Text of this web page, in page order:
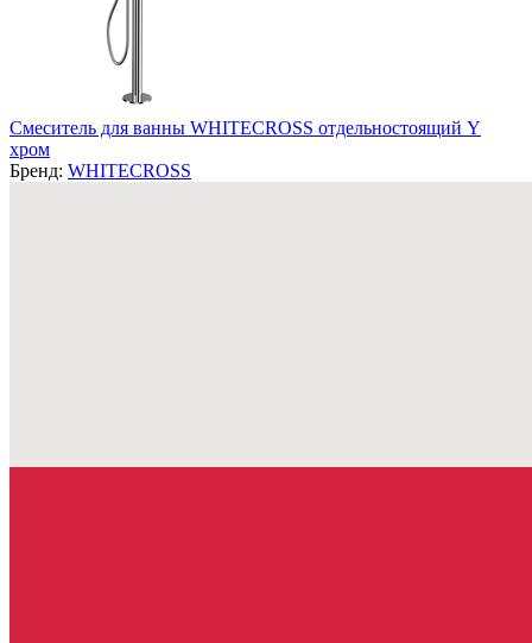
Смеситель для ванны WHITECROSS отдельностоящий Y
хром
Бренд: WHITECROSS